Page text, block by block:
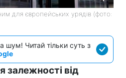
для європейських урядів (фото:
шум! Читай тільки суть з
залежності від